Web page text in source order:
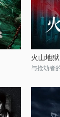
火山地狱
与抢劫者